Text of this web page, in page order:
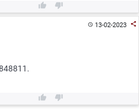
 
13-02-2023 
 